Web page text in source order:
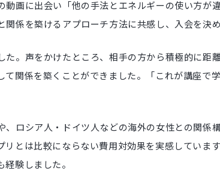
動画に出会い「他の手法とエネルギーの使い方が
係を築けるアプローチ方法に共感し、入会を決め
。声をかけたところ、相手の方から積極的に距
て関係を築くことができました。「これが講座で
、ロシア人・ドイツ人などの海外の女性との関係
リとは比較にならない費用対効果を実感していま
験しました。